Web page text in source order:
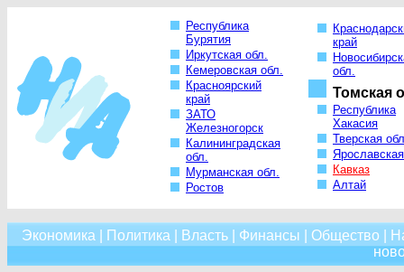
Республика
Бурятия
Иркутская обл.
Кемеровская обл.
Красноярский
край
ЗАТО
Железногорск
Калининградская
обл.
Мурманская обл.
Ростов
край
обл.
Томская
Республика
Хакасия
Тверская
Кавказ
Алтай
Экономика Политика Власть| Финансы Общество